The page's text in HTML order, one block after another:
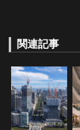
ビ
ゲ
ー
シ
関連記事